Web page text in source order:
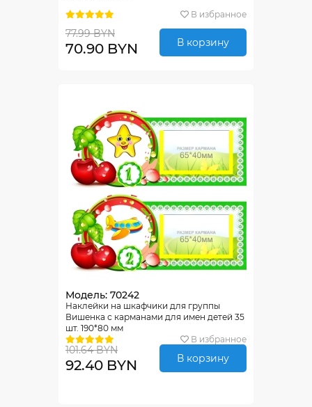
В избранное
77.99 BYN
70.90 BYN В корзину
Модель: 70242
Наклейки на шкафчики для группы
Вишенка с карманами для имен детей 35
шт. 190*80 мм
В избранное
101.64 BYN
92.40 BYN В корзину